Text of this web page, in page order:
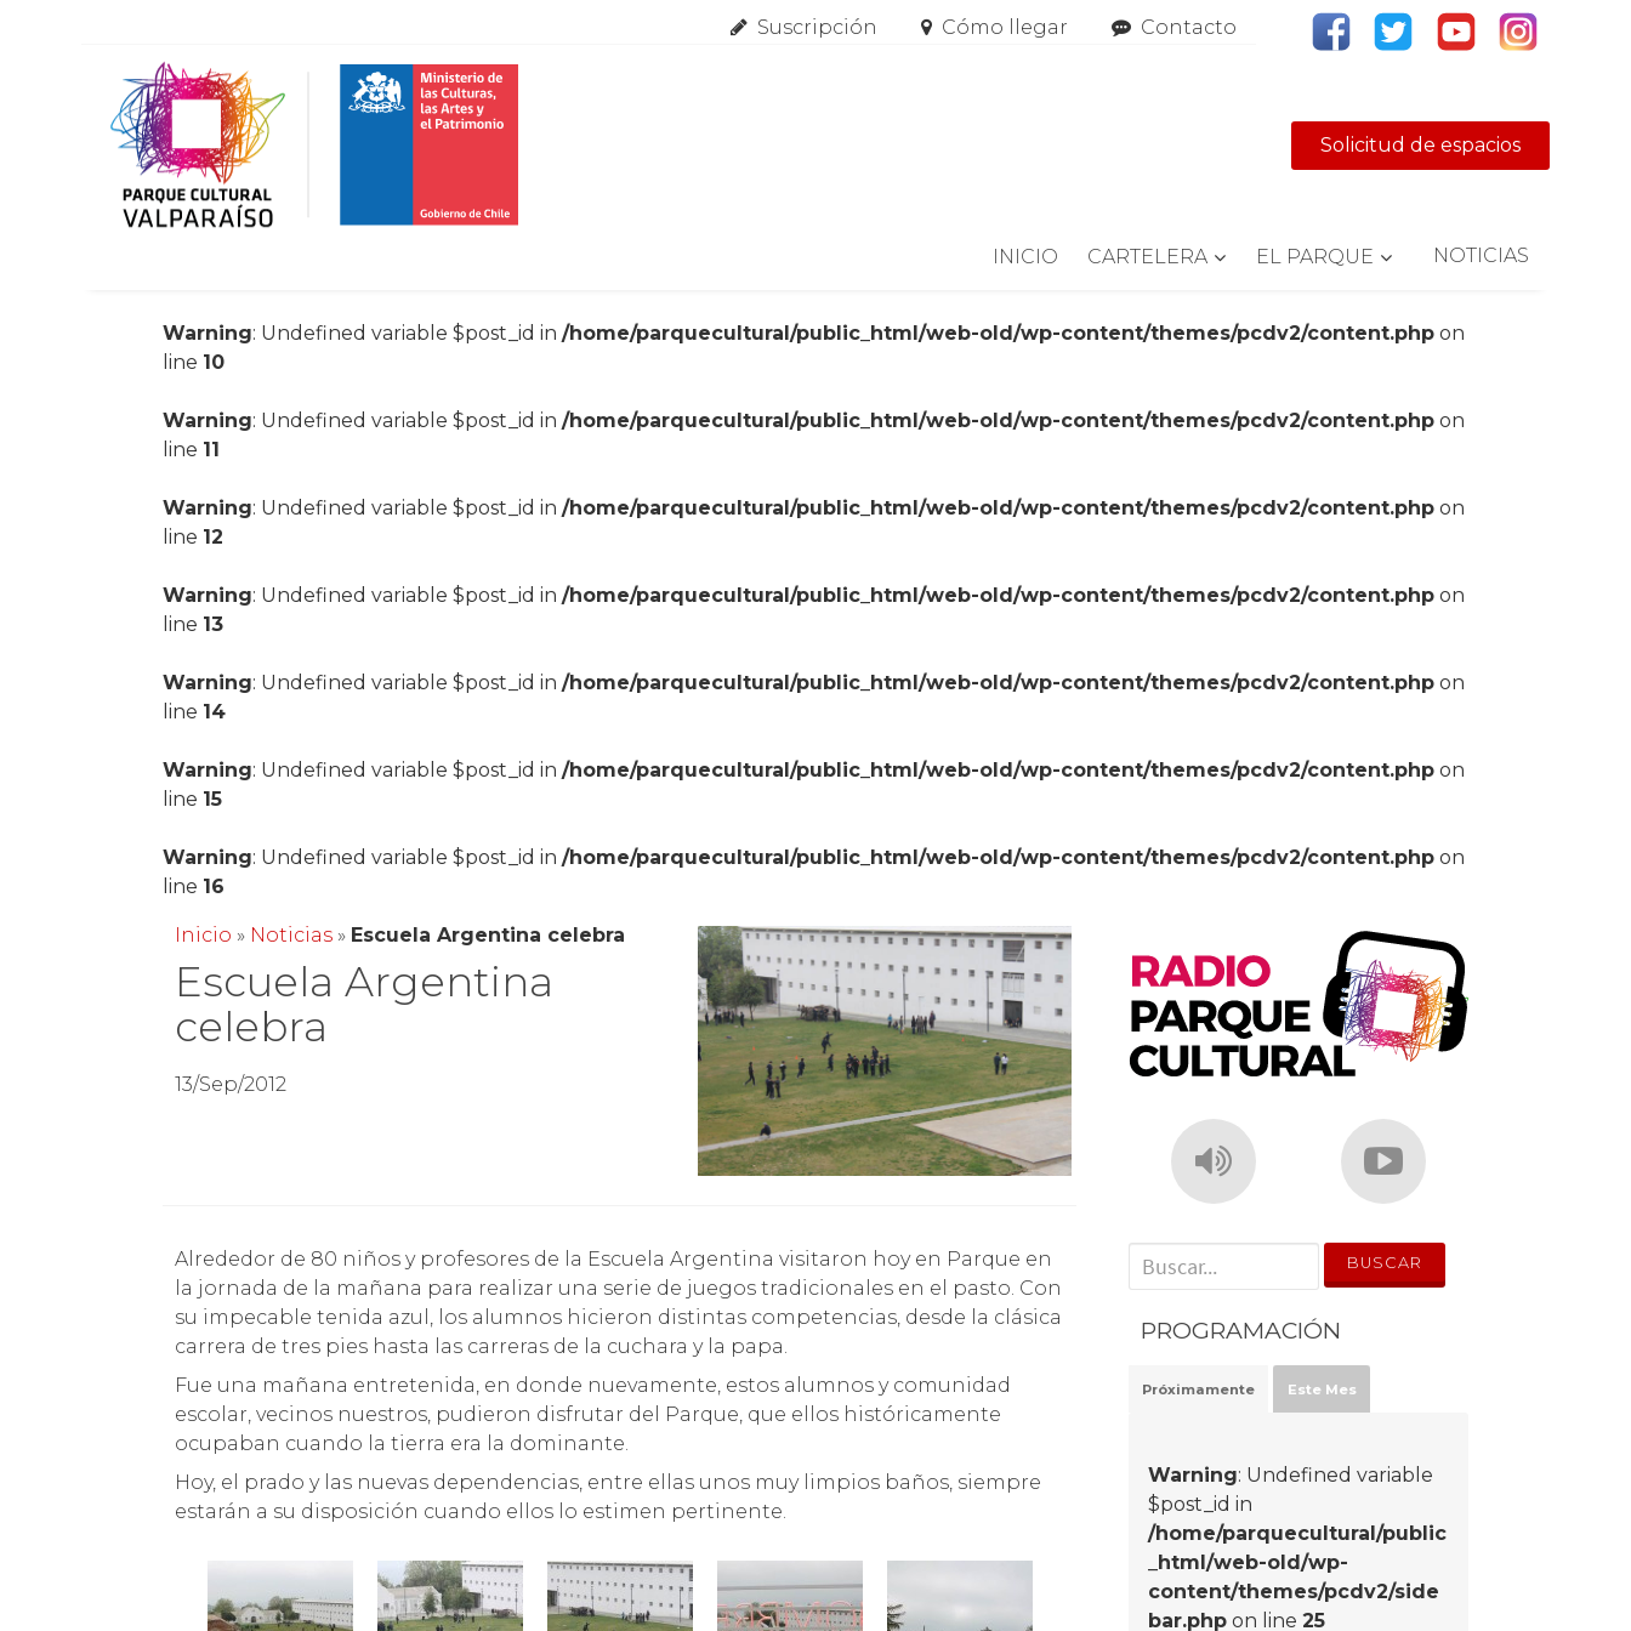
Suscripción Cómo llegar Contacto
Solicitud de espacios
INICIO CARTELERA EL PARQUE NOTICIAS
Warning: Undefined variable $post_id in/home/parquecultural/public_html/web-old/wp-content/themes/pcdv2/content.php on
line 10
Warning: Undefined variable $post_id in/home/parquecultural/public_html/web-old/wp-content/themes/pcdv2/content.php on
line 11
Warning: Undefined variable $post_id in/home/parquecultural/public_html/web-old/wp-content/themes/pcdv2/content.php on
line 12
Warning: Undefined variable $post_id in/home/parquecultural/public_html/web-old/wp-content/themes/pcdv2/content.php on
line 13
Warning: Undefined variable $post_id in/home/parquecultural/public_html/web-old/wp-content/themes/pcdv2/content.php on
line 14
Warning: Undefined variable $post_id in/home/parquecultural/public_html/web-old/wp-content/themes/pcdv2/content.php on
line 15
Warning: Undefined variable $post_id in/home/parquecultural/public_html/web-old/wp-content/themes/pcdv2/content.php on
line 16
Inicio » Noticias » Escuela Argentina celebra
Escuela Argentina
celebra
13/Sep/2012
Alrededor de 80 niños y profesores de la Escuela Argentina visitaron hoy en Parque en
la jornada de la mañana para realizar una serie de juegos tradicionales en el pasto. Con
su impecable tenida azul, los alumnos hicieron distintas competencias, desde la clásica
carrera de tres pies hasta las carreras de la cuchara y la papa.
Fue una mañana entretenida, en donde nuevamente, estos alumnos y comunidad
escolar, vecinos nuestros, pudieron disfrutar del Parque, que ellos históricamente
ocupaban cuando la tierra era la dominante.
Hoy, el prado y las nuevas dependencias, entre ellas unos muy limpios baños, siempre
estarán a su disposición cuando ellos lo estimen pertinente.
' . __('Search for:') . '
PROGRAMACIÓN
Próximamente Este Mes
Warning: Undefined variable
$post_id in
/home/parquecultural/public
_html/web-old/wp-
content/themes/pcdv2/side
bar.php on line25